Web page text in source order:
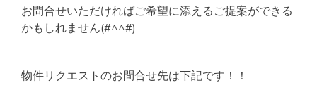
お問合せいただければご希望に添えるご提案ができる
かもしれません(#^^#)
物件リクエストのお問合せ先は下記です！！